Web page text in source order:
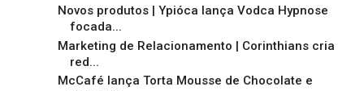
Novos produtos | Ypióca lança Vodca Hypnose
focada...
Marketing de Relacionamento | Corinthians cria
red...
McCafé lança Torta Mousse de Chocolate e